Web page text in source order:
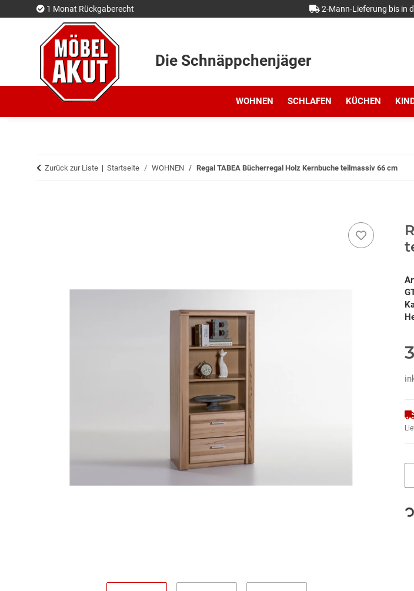
1 Monat Rückgaberecht 2-Mann-Lieferung bis in
Die Schnäppchenjäger
WOHNEN SCHLAFEN KÜCHEN
Zurück zur Liste Startseite WOHNEN Regal TABEA Bücherregal Holz Kernbuche teilmassiv 66 cm
Loading...